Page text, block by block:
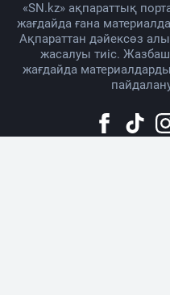
«SN.kz» ақпараттық
жағдайда ғана
Ақпараттан дәйексөз
жасалуы тиіс.
жағдайда